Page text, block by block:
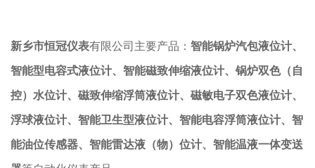
新乡市恒冠仪表有限公司主要产品： 智能锅炉汽包液位计、
智能型电容式液位计、智能磁致伸缩液位计、锅炉双色（自
控）水位计、磁致伸缩浮筒液位计、磁敏电子双色液位计、
浮球液位计、智能卫生型液位计、智能电容浮筒液位计、智
能油位传感器、智能雷达液（物）位计、智能温液一体变送